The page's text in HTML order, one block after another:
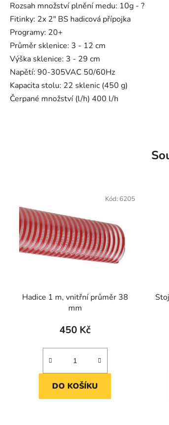
Rozsah množství plnění medu: 10g - ?
Fitinky: 2x 2" BS hadicová přípojka
Programy: 20+
Průměr sklenice: 3 - 12 cm
Výška sklenice: 3 - 29 cm
Napětí: 90-305VAC 50/60Hz
Kapacita stolu: 22 sklenic (450 g)
Čerpané množství (l/h) 400 l/h
Hadice 1 m, vnitřní průměr 38
mm
450 Kč
DO KOŠÍKU
Kód: 6205